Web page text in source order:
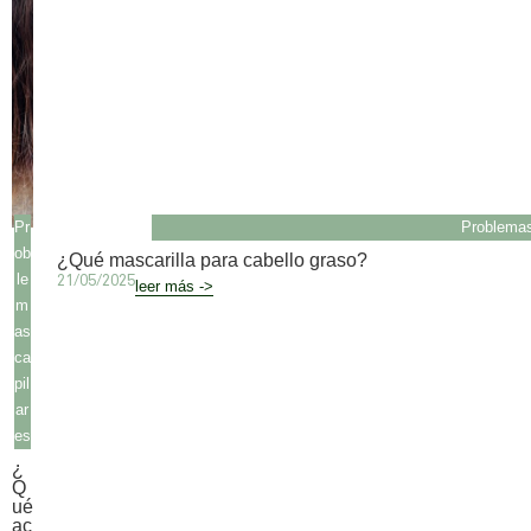
Pr
ob
le
m
as
ca
pil
ar
es
¿
Q
ué
ac
¿Qué mascarilla para cabello graso?
21/05/2025 leer más ->